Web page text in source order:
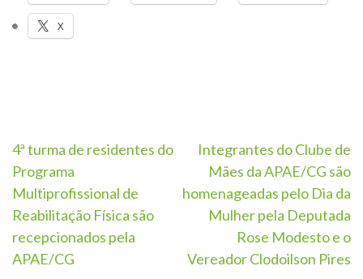
X
4ª turma de residentes do
Programa
Multiprofissional de
Reabilitação Física são
recepcionados pela
APAE/CG
Integrantes do Clube de
Mães da APAE/CG são
homenageadas pelo Dia da
Mulher pela Deputada
Rose Modesto e o
Vereador Clodoilson Pires